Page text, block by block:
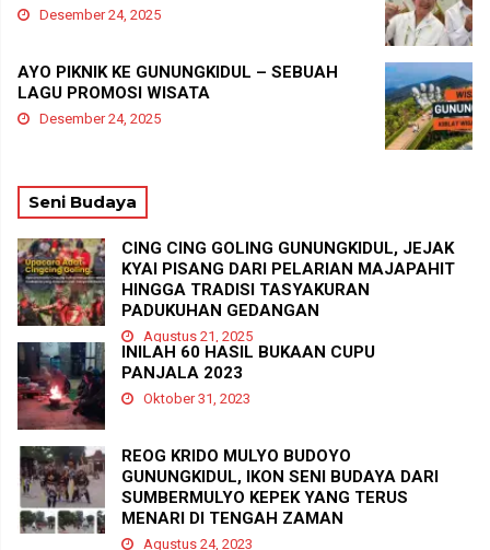
Desember 24, 2025
AYO PIKNIK KE GUNUNGKIDUL – SEBUAH
LAGU PROMOSI WISATA
Desember 24, 2025
Seni Budaya
CING CING GOLING GUNUNGKIDUL, JEJAK
KYAI PISANG DARI PELARIAN MAJAPAHIT
HINGGA TRADISI TASYAKURAN
PADUKUHAN GEDANGAN
Agustus 21, 2025
INILAH 60 HASIL BUKAAN CUPU
PANJALA 2023
Oktober 31, 2023
REOG KRIDO MULYO BUDOYO
GUNUNGKIDUL, IKON SENI BUDAYA DARI
SUMBERMULYO KEPEK YANG TERUS
MENARI DI TENGAH ZAMAN
Agustus 24, 2023